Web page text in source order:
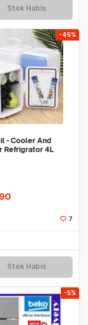
Stok Habis
-45%
- Cooler And
Refrigrator 4L
7
Stok Habis
-5%